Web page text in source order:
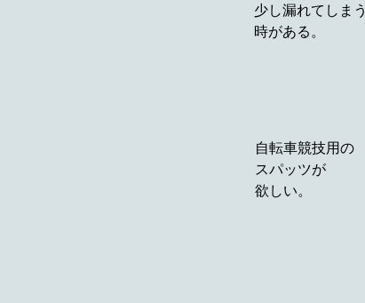
自転車競技用の
​スパッツが
欲しい。
少し漏れてしまう
時がある。